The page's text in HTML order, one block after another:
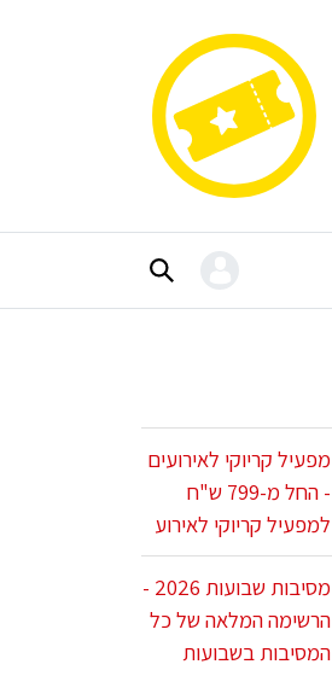
מפעיל קריוקי לאירועים
- החל מ-799 ש"ח
למפעיל קריוקי לאירוע
מסיבות שבועות 2026 -
הרשימה המלאה של כל
המסיבות בשבועות